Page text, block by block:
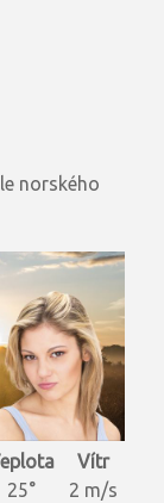
norského
Vítr
25°
2 m/s